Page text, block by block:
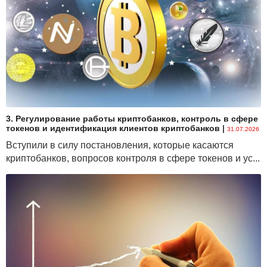
органов внутренних дел. Рассматривать дела по
таким административным нарушениям будет
исключительно суд.
Изменения и дополнения вступают в силу 29
октября текущего года.
По сообщению
официального сайта
Министерства внутренних дел Республики
Беларусь
3. Регулирование работы криптобанков, контроль в сфере
токенов и идентификация клиентов криптобанков | 31.07.2026
Вступили в силу постановления, которые касаются
криптобанков, вопросов контроля в сфере токенов и ус...